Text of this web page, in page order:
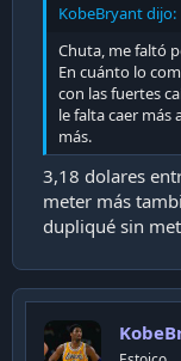
KobeBryant dijo:
Chuta, me faltó
En cuánto lo
con las fuertes
le falta caer más
más.
3,18 dolares
meter más
dupliqué sin